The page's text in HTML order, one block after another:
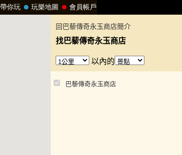
回巴藜傳奇永玉商店簡介
找巴藜傳奇永玉商店
以內的
巴藜傳奇永玉商店